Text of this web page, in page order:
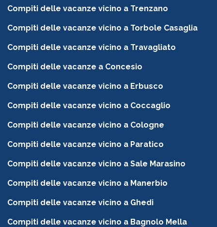
Compiti delle vacanze vicino a Trenzano
Compiti delle vacanze vicino a Torbole Casaglia
Compiti delle vacanze vicino a Travagliato
Compiti delle vacanze a Concesio
Compiti delle vacanze vicino a Erbusco
Compiti delle vacanze vicino a Coccaglio
Compiti delle vacanze vicino a Cologne
Compiti delle vacanze vicino a Paratico
Compiti delle vacanze vicino a Sale Marasino
Compiti delle vacanze vicino a Manerbio
Compiti delle vacanze vicino a Ghedi
Compiti delle vacanze vicino a Bagnolo Mella